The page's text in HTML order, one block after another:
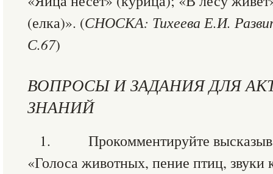
(елка)». (СНОСКА: Тихеева Е.И.
С.67)
ВОПРОСЫ И ЗАДАНИЯ ДЛЯ
ЗНАНИЙ
1. Прокомментируйте
«Голоса животных, пение птиц,